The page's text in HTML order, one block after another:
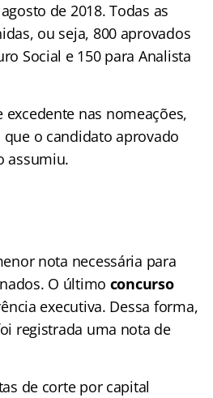
de 2018. Todas as
ou seja, 800 aprovados
Social e 150 para Analista
excedente nas nomeações,
o candidato aprovado
assumiu.
nota necessária para
O último concurso
executiva. Dessa forma,
registrada uma nota de
de corte por capital